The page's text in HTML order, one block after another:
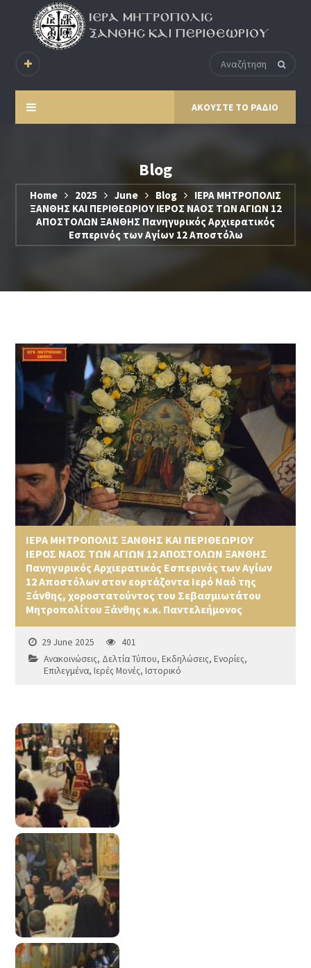
ΑΚΟΥΣΤΕ ΤΟ ΡΑΔΙΟ
Blog
Home 2025 June Blog
ΙΕΡΑ ΜΗΤΡΟΠΟΛΙΣ
ΞΑΝΘΗΣ ΚΑΙ ΠΕΡΙΘΕΩΡΙΟΥ ΙΕΡΟΣ ΝΑΟΣ ΤΩΝ ΑΓΙΩΝ 12
ΑΠΟΣΤΟΛΩΝ ΞΑΝΘΗΣ Πανηγυρικός Αρχιερατικός
Εσπερινός των Αγίων 12 Αποστόλω
ΙΕΡΑ ΜΗΤΡΟΠΟΛΙΣ ΞΑΝΘΗΣ ΚΑΙ ΠΕΡΙΘΕΩΡΙΟΥ
ΙΕΡΟΣ ΝΑΟΣ ΤΩΝ ΑΓΙΩΝ 12 ΑΠΟΣΤΟΛΩΝ ΞΑΝΘΗΣ
Πανηγυρικός Αρχιερατικός Εσπερινός των Αγίων
12 Αποστόλων στον εορτάζοντα Ιερό Ναό της
Ξάνθης, χοροστατούντος του Σεβασμιωτάτου
Μητροπολίτου Ξάνθης κ.κ. Παντελεήμονος
29 June 2025
401
Ανακοινώσεις, Δελτία Τύπου,Εκδηλώσεις,Ενορίες,
Επιλεγμένα,Ιερές Μονές,Ιστορικό